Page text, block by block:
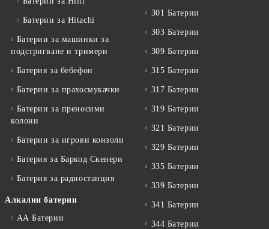
Батерии за Hitachi
Батерии за машинки за
подстригване и тримери
Батерия за бебефон
Батерии за прахосмукачки
Батерии за преносими
колони
Батерии за игрови конзоли
Батерия за Баркод Скенери
Батерия за радиостанция
Алкални батерии
АА Батерии
301 Батерии
303 Батерии
309 Батерии
315 Батерии
317 Батерии
319 Батерии
321 Батерии
329 Батерии
335 Батерии
339 Батерии
341 Батерии
344 Батерии